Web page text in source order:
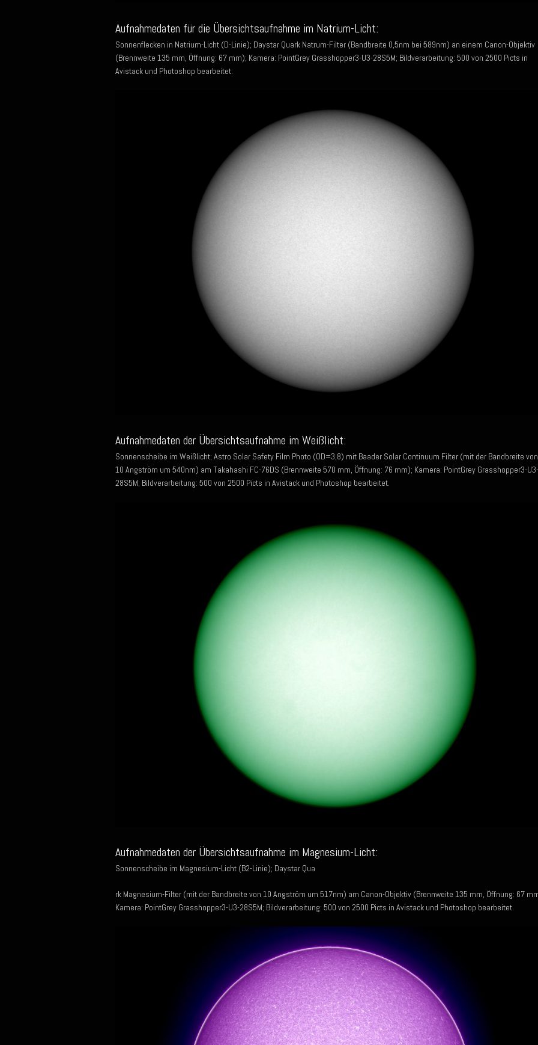
Aufnahmedaten für die Übersichtsaufnahme im Natrium-Licht:
Sonnenflecken in Natrium-Licht (D-Linie); Daystar Quark Natrum-Filter (Bandbreite 0,5nm bei 589nm) an einem Canon-Objektiv
(Brennweite 135 mm, Öffnung: 67 mm); Kamera: PointGrey Grasshopper3-U3-28S5M; Bildverarbeitung: 500 von 2500 Picts in
Avistack und Photoshop bearbeitet.
Aufnahmedaten der Übersichtsaufnahme im Weißlicht:
Sonnenscheibe im Weißlicht; Astro Solar Safety Film Photo (OD=3,8) mit Baader Solar Continuum Filter (mit der Bandbreite von
10 Angström um 540nm) am Takahashi FC-76DS (Brennweite 570 mm, Öffnung: 76 mm); Kamera: PointGrey Grasshopper3-U3-
28S5M; Bildverarbeitung: 500 von 2500 Picts in Avistack und Photoshop bearbeitet.
Aufnahmedaten der Übersichtsaufnahme im Magnesium-Licht:
Sonnenscheibe im Magnesium-Licht (B2-Linie); Daystar Qua
rk Magnesium-Filter (mit der Bandbreite von 10 Angström um 517nm) am Canon-Objektiv (Brennweite 135 mm, Öffnung: 67
Kamera: PointGrey Grasshopper3-U3-28S5M; Bildverarbeitung: 500 von 2500 Picts in Avistack und Photoshop bearbeitet.